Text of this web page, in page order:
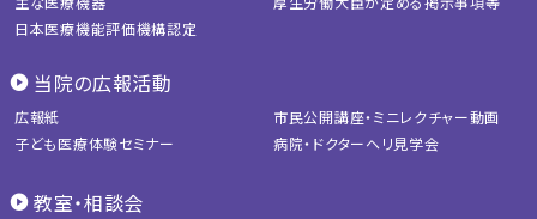
日本医療機能評価機構認定
当院の広報活動
広報紙
市民公開講座・ミニレクチャー動画
子ども医療体験セミナー
病院・ドクターヘリ見学会
教室・相談会